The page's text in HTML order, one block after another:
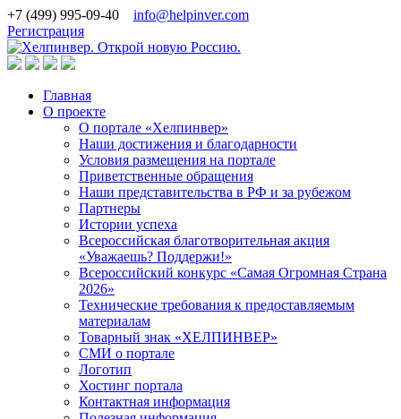
+7 (499) 995-09-40
info@helpinver.com
Регистрация
Главная
О проекте
О портале «Хелпинвер»
Наши достижения и благодарности
Условия размещения на портале
Приветственные обращения
Наши представительства в РФ и за рубежом
Партнеры
Истории успеха
Всероссийская благотворительная акция
«Уважаешь? Поддержи!»
Всероссийский конкурс «Самая Огромная Страна
2026»
Технические требования к предоставляемым
материалам
Товарный знак «ХЕЛПИНВЕР»
СМИ о портале
Логотип
Хостинг портала
Контактная информация